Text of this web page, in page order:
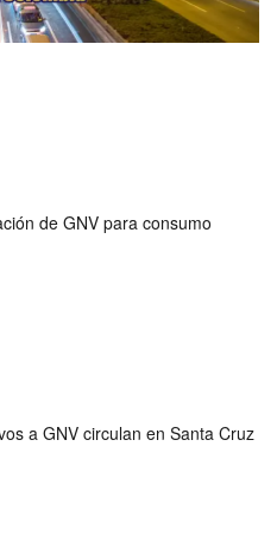
de GNV para consumo
a GNV circulan en Santa Cruz